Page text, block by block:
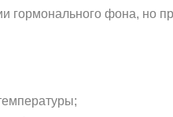
гормонального фона, но